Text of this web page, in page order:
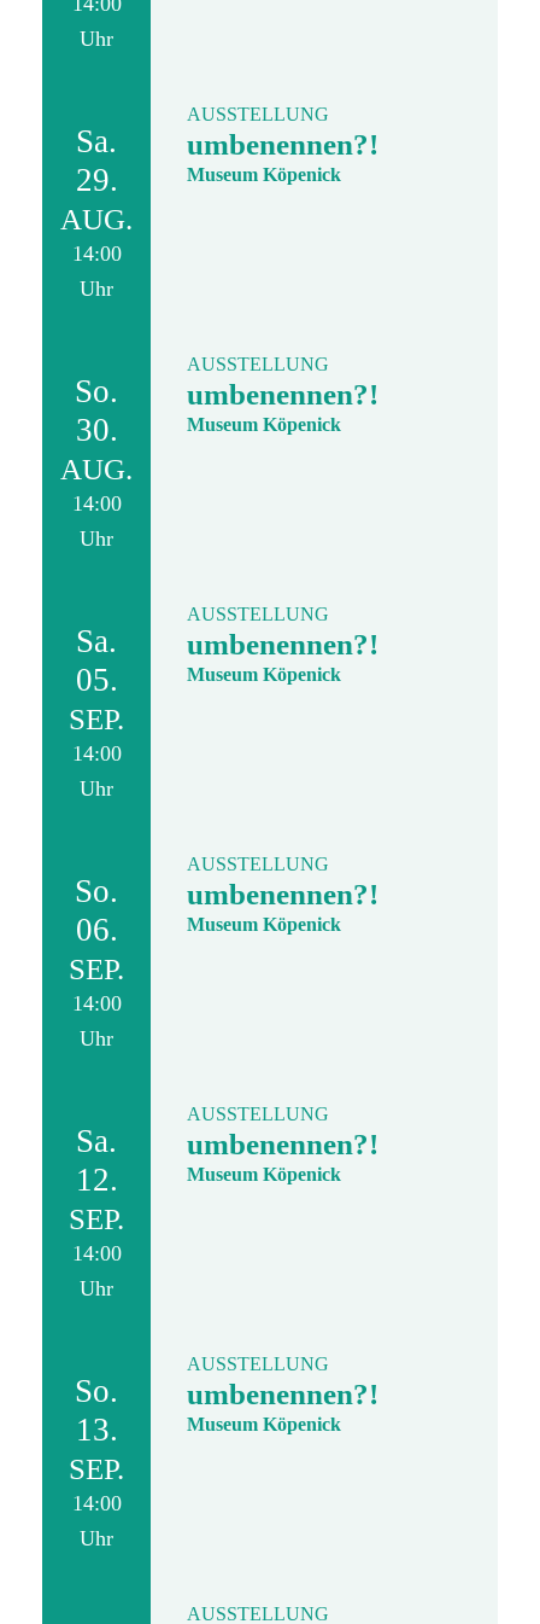
Uhr
Sa.
29.
AUG.
14:00
Uhr
AUSSTELLUNG
umbenennen?!
Museum Köpenick
So.
30.
AUG.
14:00
Uhr
AUSSTELLUNG
umbenennen?!
Museum Köpenick
Sa.
05.
SEP.
14:00
Uhr
AUSSTELLUNG
umbenennen?!
Museum Köpenick
So.
06.
SEP.
14:00
Uhr
AUSSTELLUNG
umbenennen?!
Museum Köpenick
Sa.
12.
SEP.
14:00
Uhr
AUSSTELLUNG
umbenennen?!
Museum Köpenick
So.
13.
SEP.
14:00
Uhr
AUSSTELLUNG
umbenennen?!
Museum Köpenick
AUSSTELLUNG